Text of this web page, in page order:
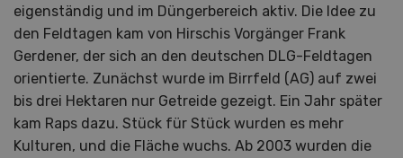
eigenständig und im Düngerbereich aktiv. Die Idee zu
den Feldtagen kam von Hirschis Vorgänger Frank
Gerdener, der sich an den deutschen DLG-Feldtagen
orientierte. Zunächst wurde im Birrfeld (AG) auf zwei
bis drei Hektaren nur Getreide gezeigt. Ein Jahr später
kam Raps dazu. Stück für Stück wurden es mehr
Kulturen, und die Fläche wuchs. Ab 2003 wurden die